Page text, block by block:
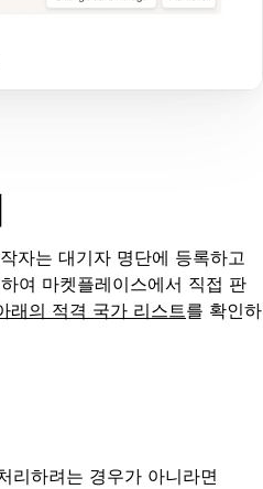
자는 대기자 명단에 등록하고
여 마켓플레이스에서 직접 판
래의 적격 국가 리스트를 확인하
리하려는 경우가 아니라면